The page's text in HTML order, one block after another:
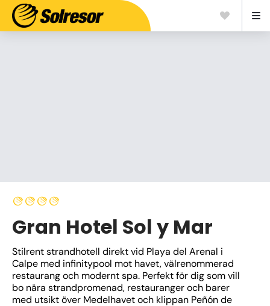
Gran Hotel Sol y Mar
Stilrent strandhotell direkt vid Playa del Arenal i
Calpe med infinitypool mot havet, välrenommerad
restaurang och modernt spa. Perfekt för dig som vill
bo nära strandpromenad, restauranger och barer
med utsikt över Medelhavet och klippan Peñón de